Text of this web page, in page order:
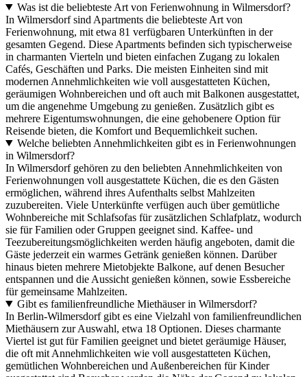
Was ist die beliebteste Art von Ferienwohnung in Wilmersdorf?
In Wilmersdorf sind Apartments die beliebteste Art von
Ferienwohnung, mit etwa 81 verfügbaren Unterkünften in der
gesamten Gegend. Diese Apartments befinden sich typischerweise
in charmanten Vierteln und bieten einfachen Zugang zu lokalen
Cafés, Geschäften und Parks. Die meisten Einheiten sind mit
modernen Annehmlichkeiten wie voll ausgestatteten Küchen,
geräumigen Wohnbereichen und oft auch mit Balkonen ausgestattet,
um die angenehme Umgebung zu genießen. Zusätzlich gibt es
mehrere Eigentumswohnungen, die eine gehobenere Option für
Reisende bieten, die Komfort und Bequemlichkeit suchen.
Welche beliebten Annehmlichkeiten gibt es in Ferienwohnungen
in Wilmersdorf?
In Wilmersdorf gehören zu den beliebten Annehmlichkeiten von
Ferienwohnungen voll ausgestattete Küchen, die es den Gästen
ermöglichen, während ihres Aufenthalts selbst Mahlzeiten
zuzubereiten. Viele Unterkünfte verfügen auch über gemütliche
Wohnbereiche mit Schlafsofas für zusätzlichen Schlafplatz, wodurch
sie für Familien oder Gruppen geeignet sind. Kaffee- und
Teezubereitungsmöglichkeiten werden häufig angeboten, damit die
Gäste jederzeit ein warmes Getränk genießen können. Darüber
hinaus bieten mehrere Mietobjekte Balkone, auf denen Besucher
entspannen und die Aussicht genießen können, sowie Essbereiche
für gemeinsame Mahlzeiten.
Gibt es familienfreundliche Miethäuser in Wilmersdorf?
In Berlin-Wilmersdorf gibt es eine Vielzahl von familienfreundlichen
Miethäusern zur Auswahl, etwa 18 Optionen. Dieses charmante
Viertel ist gut für Familien geeignet und bietet geräumige Häuser,
die oft mit Annehmlichkeiten wie voll ausgestatteten Küchen,
gemütlichen Wohnbereichen und Außenbereichen für Kinder